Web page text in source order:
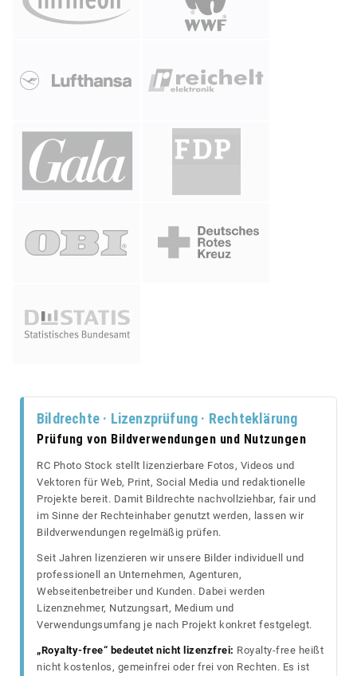
Bildrechte · Lizenzprüfung · Rechteklärung
Prüfung von Bildverwendungen und Nutzungen
RC Photo Stock stellt lizenzierbare Fotos, Videos und
Vektoren für Web, Print, Social Media und redaktionelle
Projekte bereit. Damit Bildrechte nachvollziehbar, fair und
im Sinne der Rechteinhaber genutzt werden, lassen wir
Bildverwendungen regelmäßig prüfen.
Seit Jahren lizenzieren wir unsere Bilder individuell und
professionell an Unternehmen, Agenturen,
Webseitenbetreiber und Kunden. Dabei werden
Lizenznehmer, Nutzungsart, Medium und
Verwendungsumfang je nach Projekt konkret festgelegt.
„Royalty-free“ bedeutet nicht lizenzfrei: Royalty-free heißt
nicht kostenlos, gemeinfrei oder frei von Rechten. Es ist